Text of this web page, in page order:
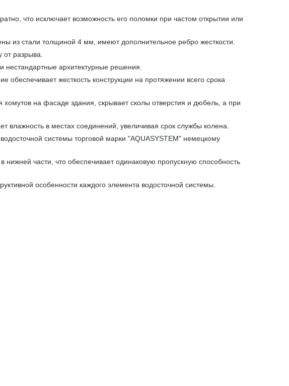
что исключает возможность его поломки при частом открытии или
из стали толщиной 4 мм, имеют дополнительное ребро жесткости.
разрыва.
нестандартные архитектурные решения.
жесткость конструкции на протяжении всего срока
на фасаде здания, скрывает сколы отверстия и дюбель, а при
в местах соединений, увеличивая срок службы колена.
системы торговой марки "AQUASYSTEM" немецкому
части, что обеспечивает одинаковую пропускную способность
особенности каждого элемента водосточной системы.